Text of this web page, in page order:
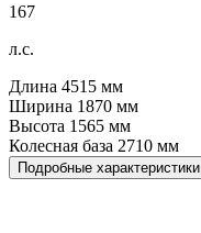
167
л.с.
Длина 4515 мм
Ширина 1870 мм
Высота 1565 мм
Колесная база 2710 мм
Подробные характеристики